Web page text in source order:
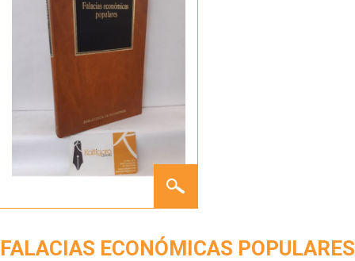
ECONÓMICAS
FALACIAS ECONÓMICAS POPULARES